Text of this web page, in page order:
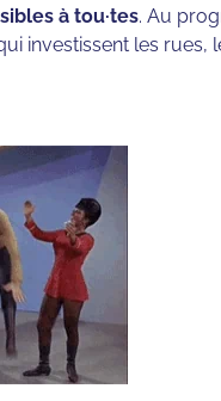
à tou·tes. Au
investissent les rues,